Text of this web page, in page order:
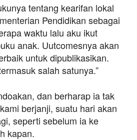
tentang kearifan lokal
Pendidikan sebagai
waktu lalu aku ikut
anak. Uutcomesnya akan
untuk dipublikasikan.
salah satunya.”
dan berharap ia tak
berjanji, suatu hari akan
seperti sebelum ia ke
kapan.